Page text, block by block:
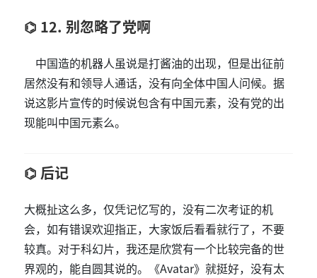
12. 别忽略了党啊
中国造的机器人虽说是打酱油的出现，但是出征前
居然没有和领导人通话，没有向全体中国人问候。据
说这影片宣传的时候说包含有中国元素，没有党的出
现能叫中国元素么。
后记
大概扯这么多，仅凭记忆写的，没有二次考证的机
会，如有错误欢迎指正，大家饭后看看就行了，不要
较真。对于科幻片，我还是欣赏有一个比较完备的世
界观的，能自圆其说的。《Avatar》就挺好，没有太